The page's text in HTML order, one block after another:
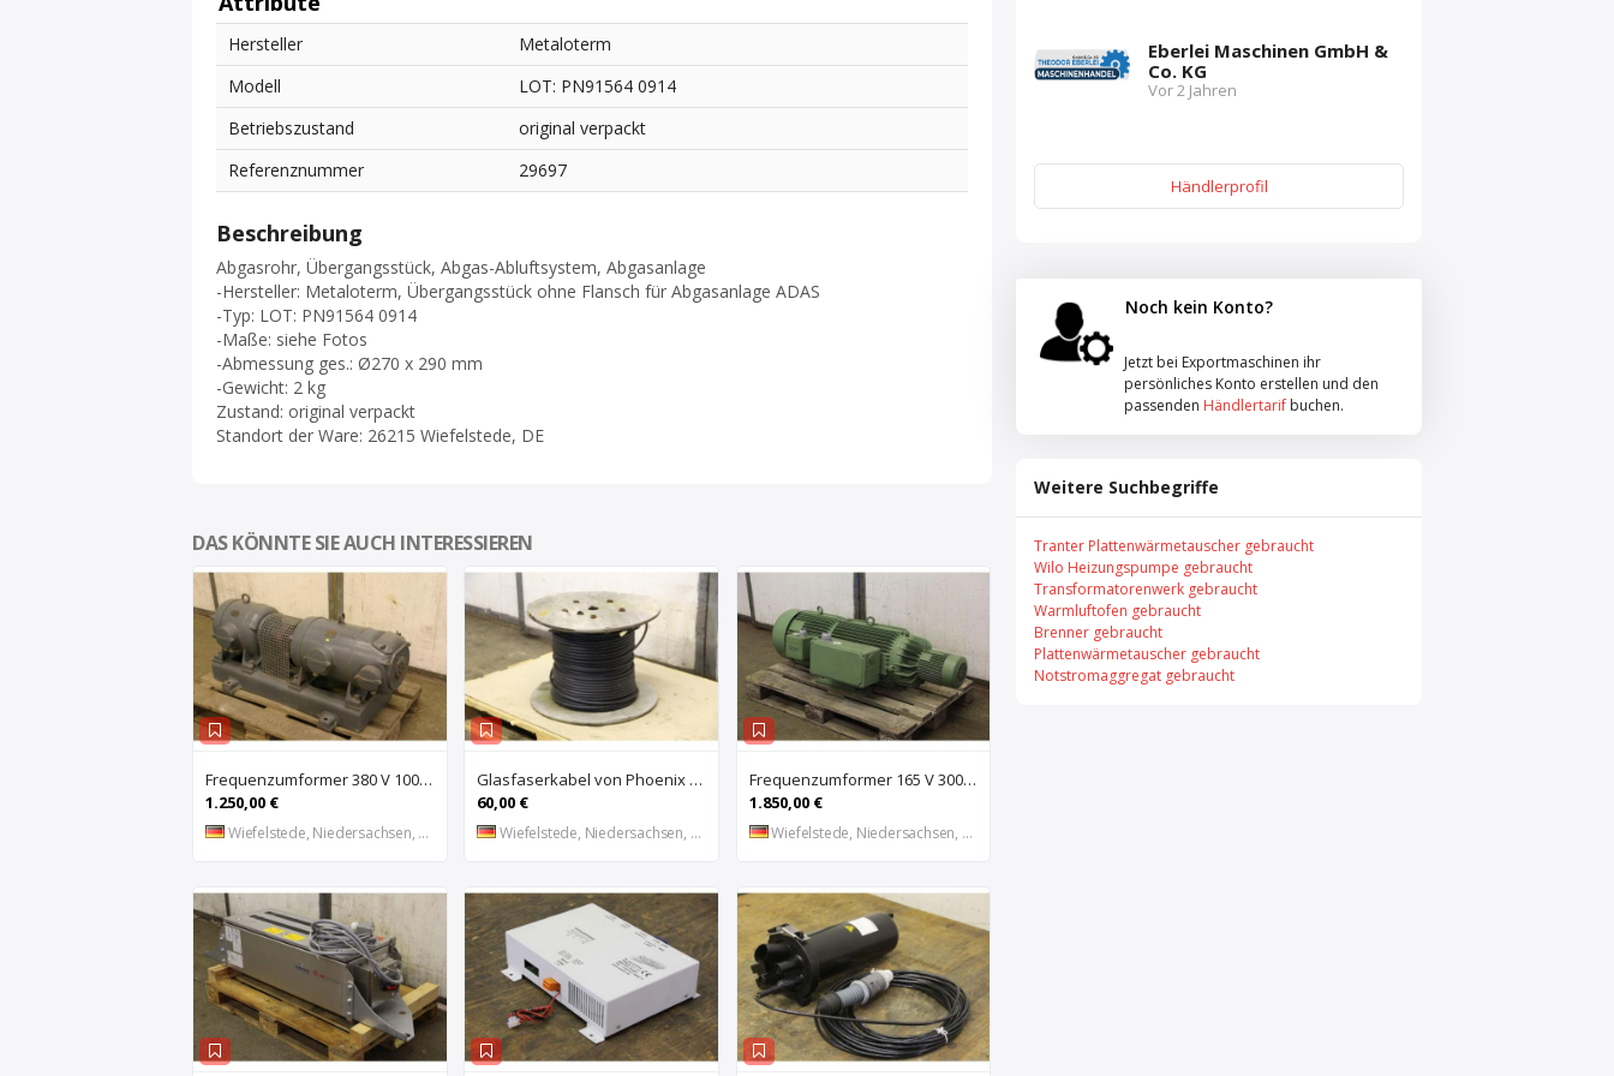
Hersteller
Metaloterm
Modell
LOT: PN91564 0914
Betriebszustand
original verpackt
Referenznummer
29697
Beschreibung
Abgasrohr, Übergangsstück, Abgas-Abluftsystem, Abgasanlage
-Hersteller: Metaloterm, Übergangsstück ohne Flansch für Abgasanlage ADAS
-Typ: LOT: PN91564 0914
-Maße: siehe Fotos
-Abmessung ges.: Ø270 x 290 mm
-Gewicht: 2 kg
Zustand: original verpackt
Standort der Ware: 26215 Wiefelstede, DE
DAS KÖNNTE SIE AUCH INTERESSIEREN
Frequenzumformer 380 V 100 Hz 18 KVA von CONZ – UZ44-2
1.250,00 €
Wiefelstede, Niedersachsen, DE
Glasfaserkabel von Phoenix Contact – AT-VQHB2Y
60,00 €
Wiefelstede, Niedersachsen, DE
Frequenzumformer 165 V 300 Hz 26 kVA von Flender – 2 GR200/230
1.850,00 €
Wiefelstede, Niedersachsen, DE
Eberlei Maschinen GmbH &
Co. KG
Vor 2 Jahren
Händlerprofil
Noch kein Konto?
Jetzt bei Exportmaschinen ihr
persönliches Konto erstellen und den
passenden Händlertarif buchen.
Weitere Suchbegriffe
Tranter Plattenwärmetauscher gebraucht
Wilo Heizungspumpe gebraucht
Transformatorenwerk gebraucht
Warmluftofen gebraucht
Brenner gebraucht
Plattenwärmetauscher gebraucht
Notstromaggregat gebraucht